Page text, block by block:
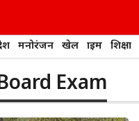
मनोरंजन खेल क्राइम शिक्षा
Exam